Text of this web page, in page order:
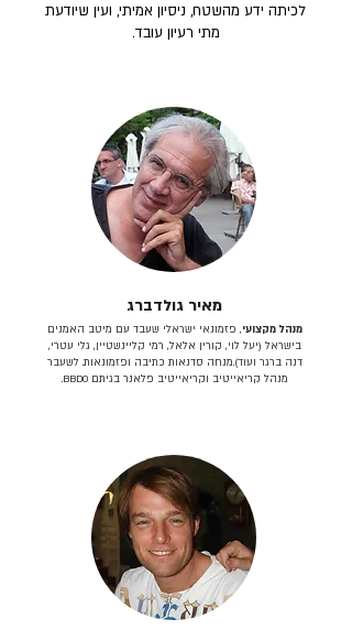
לכיתה ידע מהשטח, ניסיון אמיתי, ועין שיודעת
מתי רעיון עובד.
מאיר גולדברג
מנהל מקצועי, פזמונאי ישראלי שעבד עם מיטב האמנים
בישראל (יעל לוי, קורין אלאל, רמי קליינשטיין, גלי עטרי,
דנה ברגר ועוד).מנחה סדנאות כתיבה ופזמונאות. לשעבר
מנהל קריאייטיב וקריאייטיב פלאנר בגיתם BBDO.